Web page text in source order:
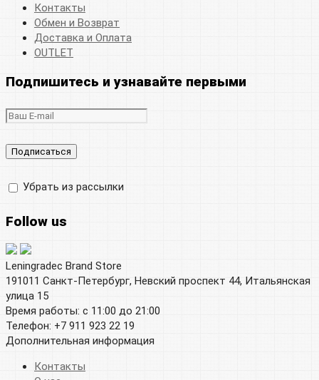
Контакты
Обмен и Возврат
Доставка и Оплата
OUTLET
Подпишитесь и узнавайте первыми
Убрать из рассылки
Follow us
Leningradec Brand Store
191011 Санкт-Петербург, Невский проспект 44, Итальянская
улица 15
Время работы: с 11:00 до 21:00
Телефон: +7 911 923 22 19
Дополнительная информация
Контакты